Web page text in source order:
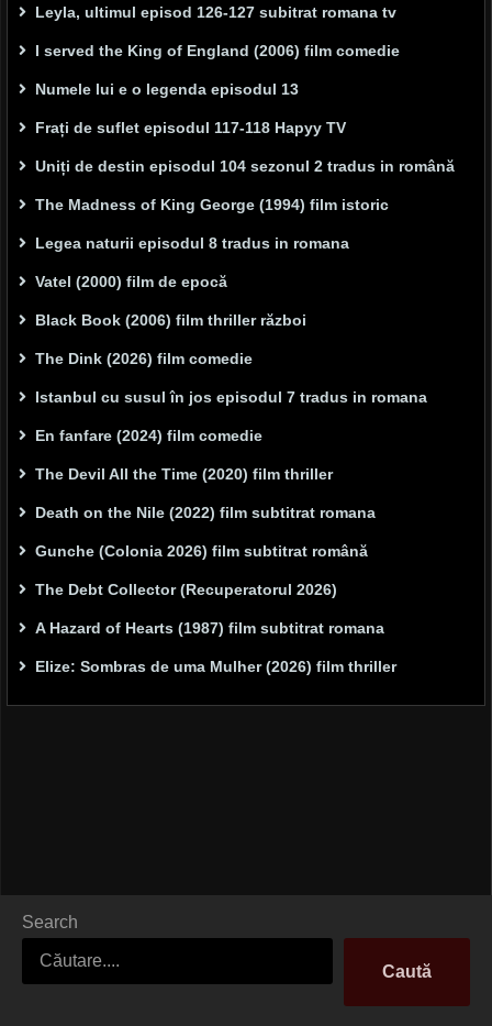
Leyla, ultimul episod 126-127 subitrat romana tv
I served the King of England (2006) film comedie
Numele lui e o legenda episodul 13
Frați de suflet episodul 117-118 Hapyy TV
Uniți de destin episodul 104 sezonul 2 tradus in română
The Madness of King George (1994) film istoric
Legea naturii episodul 8 tradus in romana
Vatel (2000) film de epocă
Black Book (2006) film thriller război
The Dink (2026) film comedie
Istanbul cu susul în jos episodul 7 tradus in romana
En fanfare (2024) film comedie
The Devil All the Time (2020) film thriller
Death on the Nile (2022) film subtitrat romana
Gunche (Colonia 2026) film subtitrat română
The Debt Collector (Recuperatorul 2026)
A Hazard of Hearts (1987) film subtitrat romana
Elize: Sombras de uma Mulher (2026) film thriller
Search
Caută